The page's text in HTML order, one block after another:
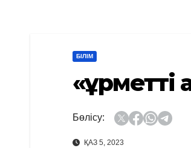
БІЛІМ
Бөлісу:
ҚАЗ 5, 2023